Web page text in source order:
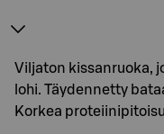
Viljaton kissanruoka,
lohi. Täydennetty
Korkea